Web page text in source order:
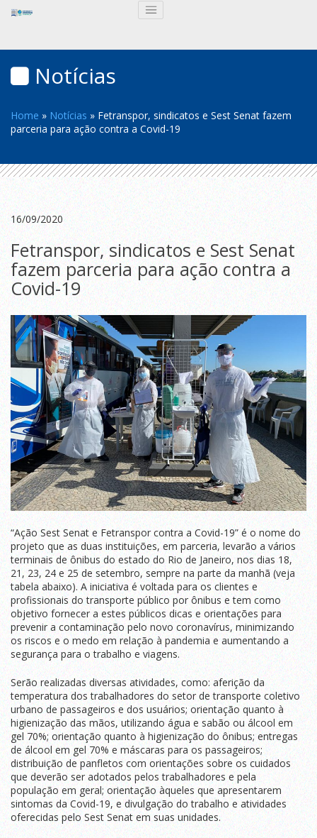
Notícias
Home » Notícias » Fetranspor, sindicatos e Sest Senat fazem
parceria para ação contra a Covid-19
16/09/2020
Fetranspor, sindicatos e Sest Senat
fazem parceria para ação contra a
Covid-19
“Ação Sest Senat e Fetranspor contra a Covid-19” é o nome do
projeto que as duas instituições, em parceria, levarão a vários
terminais de ônibus do estado do Rio de Janeiro, nos dias 18,
21, 23, 24 e 25 de setembro, sempre na parte da manhã (veja
tabela abaixo). A iniciativa é voltada para os clientes e
profissionais do transporte público por ônibus e tem como
objetivo fornecer a estes públicos dicas e orientações para
prevenir a contaminação pelo novo coronavírus, minimizando
os riscos e o medo em relação à pandemia e aumentando a
segurança para o trabalho e viagens.
Serão realizadas diversas atividades, como: aferição da
temperatura dos trabalhadores do setor de transporte coletivo
urbano de passageiros e dos usuários; orientação quanto à
higienização das mãos, utilizando água e sabão ou álcool em
gel 70%; orientação quanto à higienização do ônibus; entregas
de álcool em gel 70% e máscaras para os passageiros;
distribuição de panfletos com orientações sobre os cuidados
que deverão ser adotados pelos trabalhadores e pela
população em geral; orientação àqueles que apresentarem
sintomas da Covid-19, e divulgação do trabalho e atividades
oferecidas pelo Sest Senat em suas unidades.